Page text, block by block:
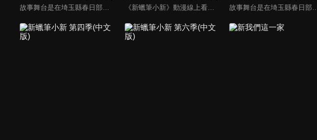
《新蠟筆小新》動漫線上看。故事舞台是在埼玉縣春日部市，一位正在「雙葉幼稚園」學習的五歲的小孩──野原新之助，在日常生活中發生的有趣好玩事。